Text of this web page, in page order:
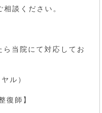
談ください。
当院にて対応してお
ル）
復師】